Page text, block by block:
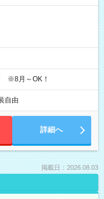
※8月～OK！
自由
詳細へ
掲載日：2026.08.03